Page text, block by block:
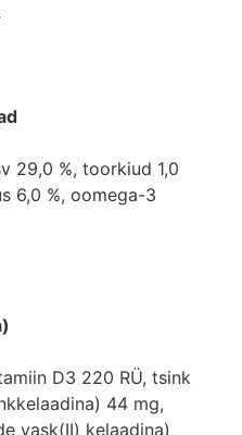
29,0 %, toorkiud 1,0
6,0 %, oomega-3
D3 220 RÜ, tsink
44 mg,
vask(II) kelaadina)